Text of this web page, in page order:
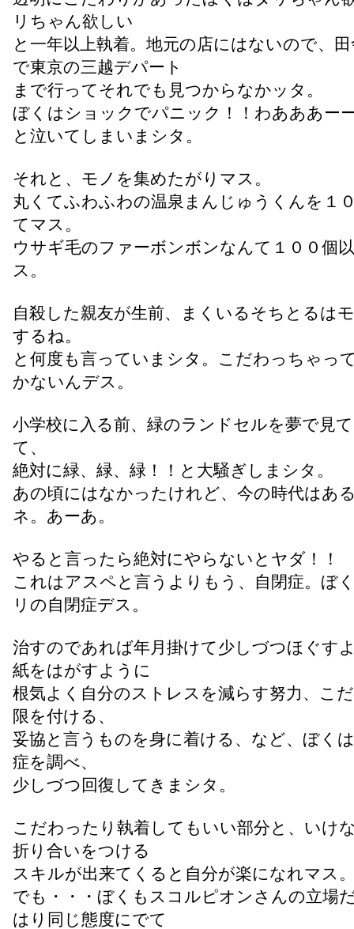
リちゃん欲しい
と一年以上執着。地元の店にはないので、
で東京の三越デパート
まで行ってそれでも見つからなかッタ。
ぼくはショックでパニック！！わあああー
と泣いてしまいまシタ。
それと、モノを集めたがりマス。
丸くてふわふわの温泉まんじゅうくんを１
てマス。
ウサギ毛のファーボンボンなんて１００個
ス。
自殺した親友が生前、まくいるそちとるは
するね。
と何度も言っていまシタ。こだわっちゃっ
かないんデス。
小学校に入る前、緑のランドセルを夢で見
て、
絶対に緑、緑、緑！！と大騒ぎしまシタ。
あの頃にはなかったけれど、今の時代はあ
ネ。あーあ。
やると言ったら絶対にやらないとヤダ！！
これはアスペと言うよりもう、自閉症。ぼ
リの自閉症デス。
治すのであれば年月掛けて少しづつほぐす
紙をはがすように
根気よく自分のストレスを減らす努力、こ
限を付ける、
妥協と言うものを身に着ける、など、ぼく
症を調べ、
少しづつ回復してきまシタ。
こだわったり執着してもいい部分と、いけ
折り合いをつける
スキルが出来てくると自分が楽になれマス
でも・・・ぼくもスコルピオンさんの立場
はり同じ態度にでて